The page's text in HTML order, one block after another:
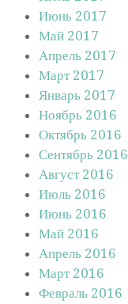
Июнь 2017
Май 2017
Апрель 2017
Март 2017
Январь 2017
Ноябрь 2016
Октябрь 2016
Сентябрь 2016
Август 2016
Июль 2016
Июнь 2016
Май 2016
Апрель 2016
Март 2016
Февраль 2016